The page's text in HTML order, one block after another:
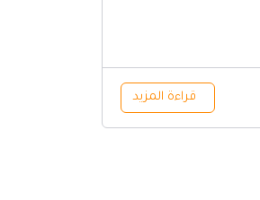
قراءة المزيد